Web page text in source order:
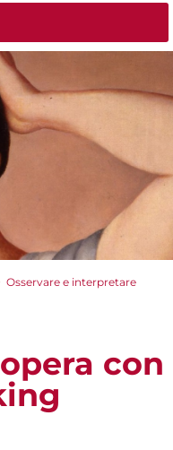
Osservare e interpretare
con